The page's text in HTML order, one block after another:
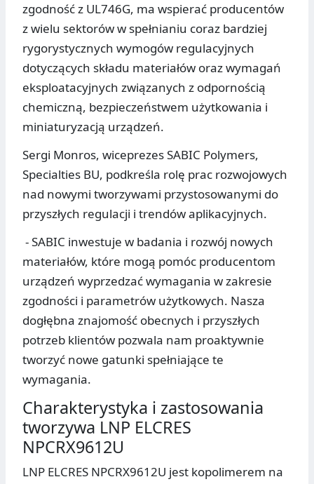
zgodność z UL746G, ma wspierać producentów
z wielu sektorów w spełnianiu coraz bardziej
rygorystycznych wymogów regulacyjnych
dotyczących składu materiałów oraz wymagań
eksploatacyjnych związanych z odpornością
chemiczną, bezpieczeństwem użytkowania i
miniaturyzacją urządzeń.
Sergi Monros, wiceprezes SABIC Polymers,
Specialties BU, podkreśla rolę prac rozwojowych
nad nowymi tworzywami przystosowanymi do
przyszłych regulacji i trendów aplikacyjnych.
- SABIC inwestuje w badania i rozwój nowych
materiałów, które mogą pomóc producentom
urządzeń wyprzedzać wymagania w zakresie
zgodności i parametrów użytkowych. Nasza
dogłębna znajomość obecnych i przyszłych
potrzeb klientów pozwala nam proaktywnie
tworzyć nowe gatunki spełniające te
wymagania.
Charakterystyka i zastosowania
tworzywa LNP ELCRES
NPCRX9612U
LNP ELCRES NPCRX9612U jest kopolimerem na